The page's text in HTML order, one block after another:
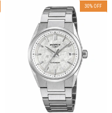
30% OFF